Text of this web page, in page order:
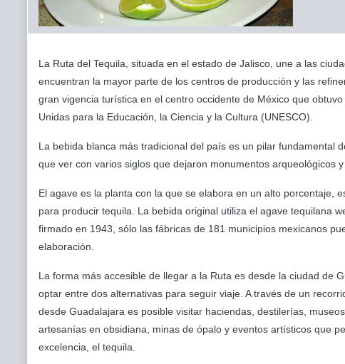
La Ruta del Tequila, situada en el estado de Jalisco, une a las
encuentran la mayor parte de los centros de producción y las
gran vigencia turística en el centro occidente de México que
Unidas para la Educación, la Ciencia y la Cultura (UNESCO).
La bebida blanca más tradicional del país es un pilar fundamental
que ver con varios siglos que dejaron monumentos arqueológicos
El agave es la planta con la que se elabora en un alto porcentaje,
para producir tequila. La bebida original utiliza el agave tequilana
firmado en 1943, sólo las fábricas de 181 municipios mexicanos
elaboración.
La forma más accesible de llegar a la Ruta es desde la ciudad de
optar entre dos alternativas para seguir viaje. A través de un
desde Guadalajara es posible visitar haciendas, destilerías,
artesanías en obsidiana, minas de ópalo y eventos artísticos que
excelencia, el tequila.